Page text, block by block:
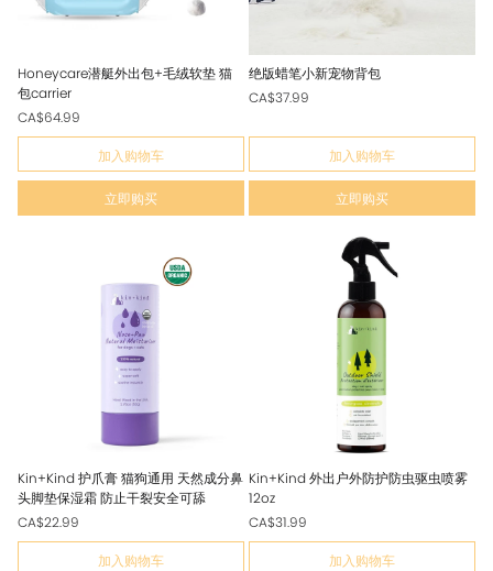
Honeycare潜艇外出包+毛绒软垫 猫
包carrier
CA$64.99
加入购物车
立即购买
绝版蜡笔小新宠物背包
CA$37.99
加入购物车
立即购买
Kin+Kind 护爪膏 猫狗通用 天然成分鼻
头脚垫保湿霜 防止干裂安全可舔
CA$22.99
加入购物车
Kin+Kind 外出户外防护防虫驱虫喷雾
12oz
CA$31.99
加入购物车